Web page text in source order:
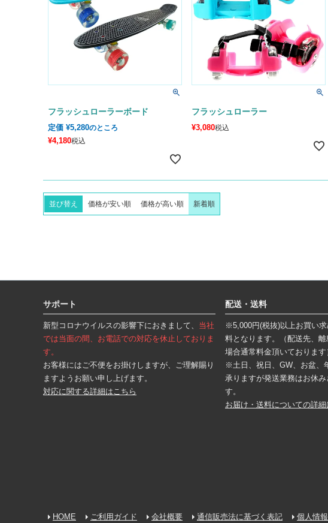
フラッシュローラーボード
定価 ¥5,280のところ
¥4,180税込
フラッシュローラー
¥3,080税込
並び替え 価格が安い順 価格が高い順 新着順
サポート
新型コロナウイルスの影響下におきまして、 当社
では当面の間、お電話での対応を休止しておりま
す。
お客様にはご不便をお掛けしますが、ご理解賜り
ますようお願い申し上げます。
対応に関する詳細はこちら
配送・送料
※5,000円(税抜)以上お買い
料となります。（配送先、
場合通常料金頂いております
※土日、祝日、GW、お盆、
承りますが発送業務はお休
す。
お届け・送料についての詳細
HOME ご利用ガイド 会社概要 通信販売法に基づく表記 個人情